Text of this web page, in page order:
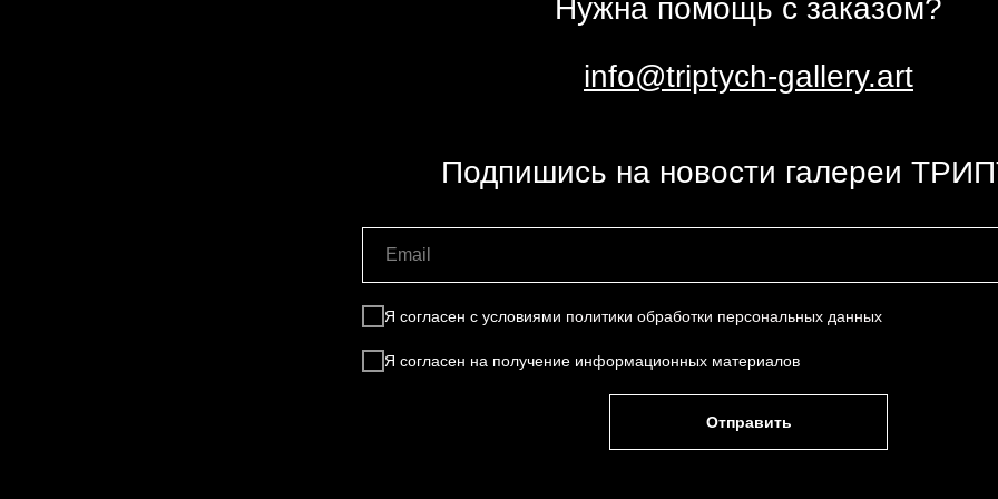
Нужна помощь с заказом?
info@triptych-gallery.art
Подпишись на новости галереи
Я согласен с условиями политики обработки персональных данных
Я согласен на получение информационных материалов
Отправить